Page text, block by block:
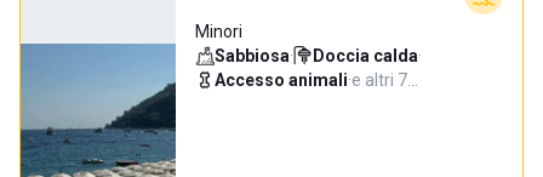
Minori
Sabbiosa· Doccia calda·
Accesso animali·e altri 7…